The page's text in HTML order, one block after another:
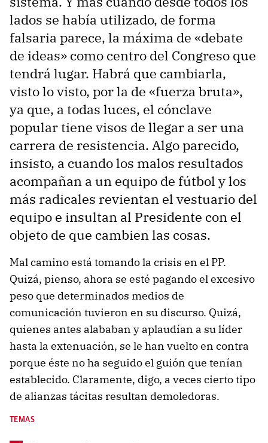
lados se había utilizado, de forma
falsaria parece, la máxima de «debate
de ideas» como centro del Congreso que
tendrá lugar. Habrá que cambiarla,
visto lo visto, por la de «fuerza bruta»,
ya que, a todas luces, el cónclave
popular tiene visos de llegar a ser una
carrera de resistencia. Algo parecido,
insisto, a cuando los malos resultados
acompañan a un equipo de fútbol y los
más radicales revientan el vestuario del
equipo e insultan al Presidente con el
objeto de que cambien las cosas.
Mal camino está tomando la crisis en el PP.
Quizá, pienso, ahora se esté pagando el excesivo
peso que determinados medios de
comunicación tuvieron en su discurso. Quizá,
quienes antes alababan y aplaudían a su líder
hasta la extenuación, se le han vuelto en contra
porque éste no ha seguido el guión que tenían
establecido. Claramente, digo, a veces cierto tipo
de alianzas tácitas resultan demoledoras.
TEMAS